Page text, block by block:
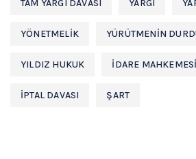
TAM YARGI DAVASI YARGI
YÖNETMELIK YÜRÜTMENIN
YILDIZ HUKUK İDARE MAHKEMESİ
İPTAL DAVASI ŞART